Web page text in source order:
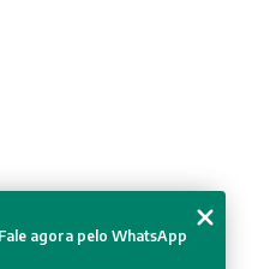
agora pelo WhatsApp